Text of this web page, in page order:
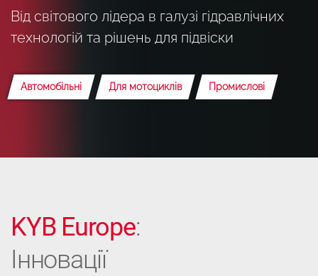
Від світового лідера в галузі гідравлічних
технологій та рішень для підвіски
Автомобільні Для мотоциклів Промислові
KYB Europe:
Інновації